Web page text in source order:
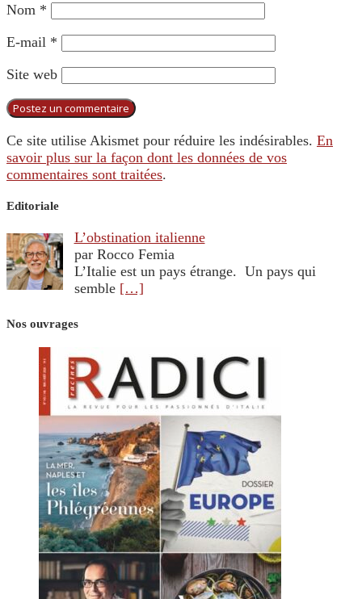
Nom *
E-mail *
Site web
Ce site utilise Akismet pour réduire les indésirables. En
savoir plus sur la façon dont les données de vos
commentaires sont traitées.
Editoriale
L’obstination italienne
par Rocco Femia
L’Italie est un pays étrange. Un pays qui
semble […]
Nos ouvrages